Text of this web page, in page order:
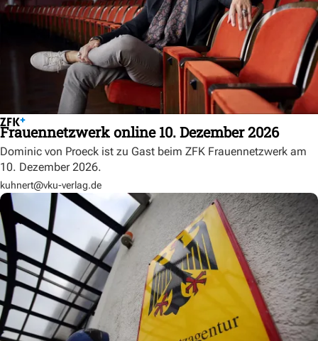
Frauennetzwerk online 10. Dezember 2026
Dominic von Proeck ist zu Gast beim ZFK Frauennetzwerk am
10. Dezember 2026.
kuhnert@vku-verlag.de